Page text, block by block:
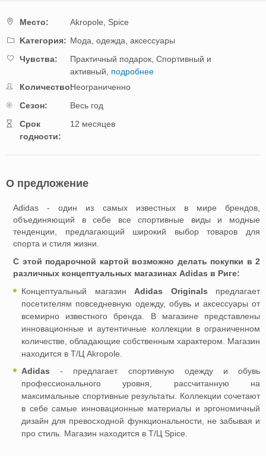
Mестo: Akropole,
Spice
Kатегория: Мода, одежда, аксессуары
Чувства:
Практичный подарок, Спортивный и
активный,
подробнее
Количество:Неограниченно
Cезон:
Весь год
Cрок
годности:
12 месяцев
О предложение
Adidas - один из самых известных в мире брендов,
объединяющий в себе все спортивные виды и модные
тенденции, предлагающий широкий выбор товаров для
спорта и стиля жизни.
С этой подарочной картой возможно делать покупки в 2
различных концептуальных магазинах Adidas в Риге:
Концептуальный магазин Adidas Originals предлагает
посетителям повседневную одежду, обувь и аксессуары от
всемирно известнoгo брендa. В магазине представлены
инновационные и аутентичные коллекции в ограниченном
количестве, обладающие собственным характером. Магазин
находится в Т/Ц Аkropole.
Adidas - предлагает спортивную одежду и обувь
профессионального уровня, рассчитанную на
максимальные спортивные результаты. Коллекции сочетают
в себе самые инновационные материалы и эргономичный
дизайн для превосходной функциональности, не забывая и
про стиль. Магазин находится в Т/Ц Spice.